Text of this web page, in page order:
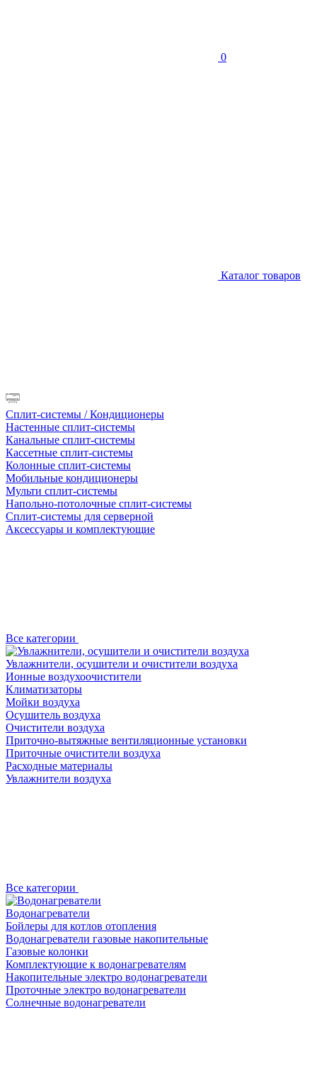
0
Каталог товаров
Сплит-системы / Кондиционеры
Настенные сплит-системы
Канальные сплит-системы
Кассетные сплит-системы
Колонные сплит-системы
Мобильные кондиционеры
Мульти сплит-системы
Напольно-потолочные сплит-системы
Сплит-системы для серверной
Аксессуары и комплектующие
Все категории
Увлажнители, осушители и очистители воздуха
Ионные воздухоочистители
Климатизаторы
Мойки воздуха
Осушитель воздуха
Очистители воздуха
Приточно-вытяжные вентиляционные установки
Приточные очистители воздуха
Расходные материалы
Увлажнители воздуха
Все категории
Водонагреватели
Бойлеры для котлов отопления
Водонагреватели газовые накопительные
Газовые колонки
Комплектующие к водонагревателям
Накопительные электро водонагреватели
Проточные электро водонагреватели
Солнечные водонагреватели